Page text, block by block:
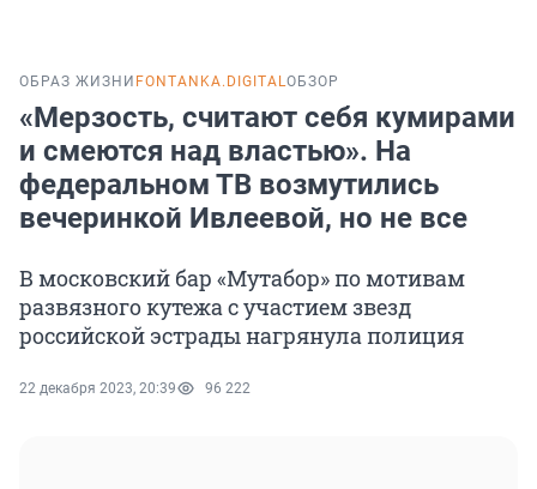
ОБРАЗ ЖИЗНИ FONTANKA.DIGITALОБЗОР
«Мерзость, считают себя кумирами
и смеются над властью». На
федеральном ТВ возмутились
вечеринкой Ивлеевой, но не все
В московский бар «Мутабор» по мотивам
развязного кутежа с участием звезд
российской эстрады нагрянула полиция
22 декабря 2023, 20:39 96 222